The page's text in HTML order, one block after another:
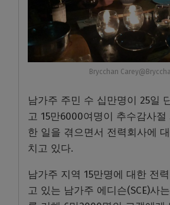
Brycchan
남가주 주민 수 십만명이 25일
고 15만6000여명이 추수감사
한 일을 겪으면서 전력회사에
치고 있다.
남가주 지역 15만명에 대한 전
고 있는 남가주 에디슨(SCE)사